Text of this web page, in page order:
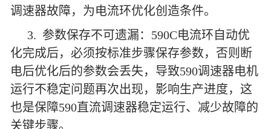
调速器故障，为电流环优化创造条件。
3. 参数保存不可遗漏：590C电流环自动优
化完成后，必须按标准步骤保存参数，否则断
电后优化后的参数会丢失，导致590调速器电机
运行不稳定问题再次出现，影响生产进度，这
也是保障590直流调速器稳定运行、减少故障的
关键步骤。